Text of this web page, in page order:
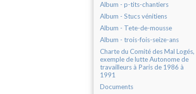
Album - p-tits-chantiers
Album - Stucs vénitiens
Album - Tete-de-mousse
Album - trois-fois-seize-ans
Charte du Comité des Mal Logés,
exemple de lutte Autonome de
travailleurs à Paris de 1986 à
1991
Documents